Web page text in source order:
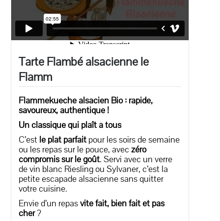
Tarte Flambé alsacienne le
Flamm
Flammekueche alsacien Bio : rapide,
savoureux, authentique !
Un classique qui plaît à tous
C’est le plat parfait pour les soirs de semaine
ou les repas sur le pouce, aveczéro
compromis sur le goût. Servi avec un verre
de vin blanc Riesling ou Sylvaner, c’est la
petite escapade alsacienne sans quitter
votre cuisine.
Envie d’un repasvite fait, bien fait et pas
cher?